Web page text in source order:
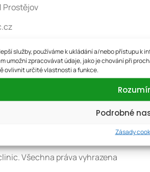
služby, používáme k ukládání a/nebo přístupu k
umožní zpracovávat údaje, jako je chování při
ovlivnit určité vlastnosti a funkce.
Podrobné
Zásady
Prostějov
všechny potřebné informace a
Všechna práva vyhrazena